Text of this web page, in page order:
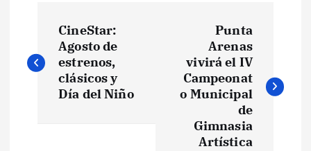
a
CineStar:
Agosto de
estrenos,
clásicos y
Día del Niño
Punta
Arenas
vivirá el IV
Campeonat
o Municipal
de
Gimnasia
Artística